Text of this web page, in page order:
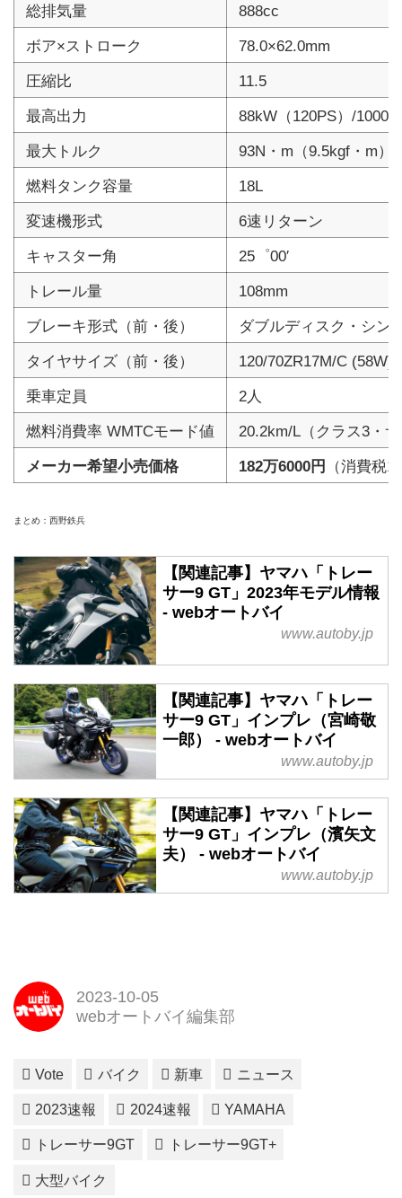
総排気量
888cc
ボア×ストローク
78.0×62.0mm
圧縮比
11.5
最高出力
88kW（120PS）/
最大トルク
93N・m（9.5kgf・m）/
燃料タンク容量
18L
変速機形式
6速リターン
キャスター角
25゜00′
トレール量
108mm
ブレーキ形式（前・後）
ダブルディスク・シン
タイヤサイズ（前・後）
120/70ZR17M/C (58W)
乗車定員
2人
燃料消費率 WMTCモード値
20.2km/L（クラス3・
メーカー希望小売価格
182万6000円 （消費税
まとめ：西野鉄兵
【関連記事】ヤマハ「トレー
サー9 GT」2023年モデル情報
- webオートバイ
www.autoby.jp
【関連記事】ヤマハ「トレー
サー9 GT」インプレ（宮崎敬
一郎） - webオートバイ
www.autoby.jp
【関連記事】ヤマハ「トレー
サー9 GT」インプレ（濱矢文
夫） - webオートバイ
www.autoby.jp
2023-10-05
webオートバイ編集部
Vote バイク 新車 ニュース
2023速報 2024速報 YAMAHA
トレーサー9GT トレーサー9GT+
大型バイク